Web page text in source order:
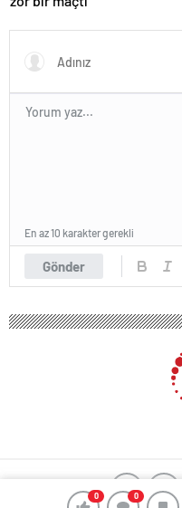
0 0
Gönder
En az 10 karakter gerekli